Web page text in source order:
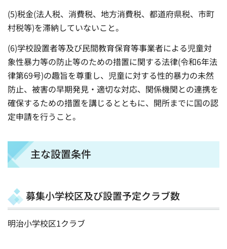
(5)税金(法人税、消費税、地方消費税、都道府県税、市町
村税等)を滞納していないこと。
(6)学校設置者等及び民間教育保育等事業者による児童対
象性暴力等の防止等のための措置に関する法律(令和6年法
律第69号)の趣旨を尊重し、児童に対する性的暴力の未然
防止、被害の早期発見・適切な対応、関係機関との連携を
確保するための措置を講じるとともに、開所までに国の認
定申請を行うこと。
主な設置条件
募集小学校区及び設置予定クラブ数
明治小学校区1クラブ